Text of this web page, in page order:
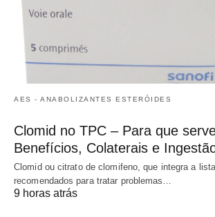
AES - ANABOLIZANTES ESTERÓIDES
Clomid no TPC – Para que
Benefícios, Colaterais e
Clomid ou citrato de clomifeno, que integra a
recomendados para tratar problemas…
9 horas atrás